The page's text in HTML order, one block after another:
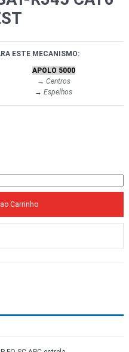
ESTE MECANISMO:
APOLO 5000
→ Centros
→ Espelhos
Carrinho